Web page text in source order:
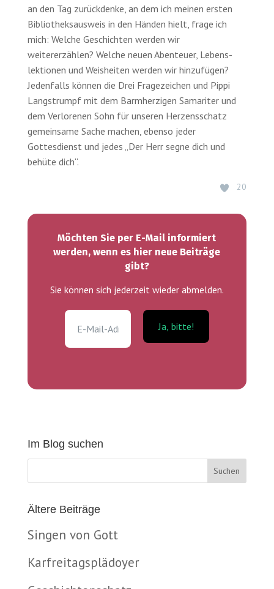
an den Tag zurück­denke, an dem ich meinen ersten
Bibliotheks­ausweis in den Händen hielt, frage ich
mich: Welche Geschichten werden wir
weitererzählen? Welche neuen Abenteuer, Lebens­
lektionen und Weisheiten werden wir hinzufügen?
Jedenfalls können die Drei Frage­zeichen und Pippi
Lang­strumpf mit dem Barm­herzigen Samariter und
dem Verlorenen Sohn für unseren Herzens­schatz
gemeinsame Sache machen, ebenso jeder
Gottesdienst und jedes „Der Herr segne dich und
behüte dich“.
20
Möchten Sie per E-Mail informiert
werden, wenn es hier neue Beiträge
gibt?
Sie können sich jederzeit wieder abmelden.
Im Blog suchen
Ältere Beiträge
Singen von Gott
Karfreitagsplädoyer